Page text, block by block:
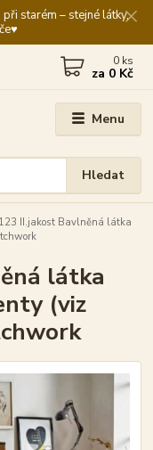
starém – stejné látky,
Menu
Hledat
0 ks
za 0 Kč
II.jakost Bavlněná látka
látka
(viz